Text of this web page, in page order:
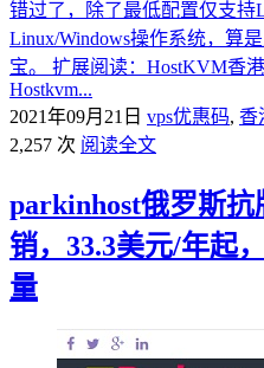
错过了，除了最低配置仅支
Linux/Windows操作系统，算
宝。 扩展阅读：HostKVM香
Hostkvm...
2021年09月21日 vps优惠码, 香
2,257 次 阅读全文
parkinhost俄罗斯抗
销，33.3美元/年起
量